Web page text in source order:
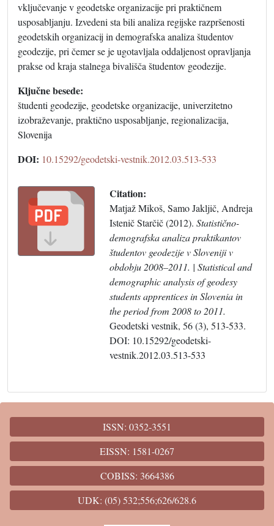
vključevanje v geodetske organizacije pri praktičnem
usposabljanju. Izvedeni sta bili analiza regijske razpršenosti
geodetskih organizacij in demografska analiza študentov
geodezije, pri čemer se je ugotavljala oddaljenost opravljanja
prakse od kraja stalnega bivališča študentov geodezije.
Ključne besede:
študenti geodezije, geodetske organizacije, univerzitetno
izobraževanje, praktično usposabljanje, regionalizacija,
Slovenija
DOI: 10.15292/geodetski-vestnik.2012.03.513-533
Citation:
Matjaž Mikoš, Samo Jakljič, Andreja
Istenič Starčič (2012). Statistično-
demografska analiza praktikantov
študentov geodezije v Sloveniji v
obdobju 2008–2011. | Statistical and
demographic analysis of geodesy
students apprentices in Slovenia in
the period from 2008 to 2011.
Geodetski vestnik, 56 (3), 513-533.
DOI: 10.15292/geodetski-
vestnik.2012.03.513-533
ISSN: 0352-3551
EISSN: 1581-0267
COBISS: 3664386
UDK: (05) 532;556;626/628.6